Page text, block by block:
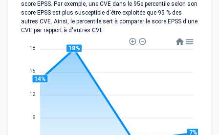
score EPSS. Par exemple, une CVE dans le 95e percentile selon son
score EPSS est plus susceptible d'être exploitée que 95 % des
autres CVE. Ainsi, le percentile sert à comparer le score EPSS d'une
CVE par rapport à d'autres CVE.
18
15
12
9
14%
18%
7%